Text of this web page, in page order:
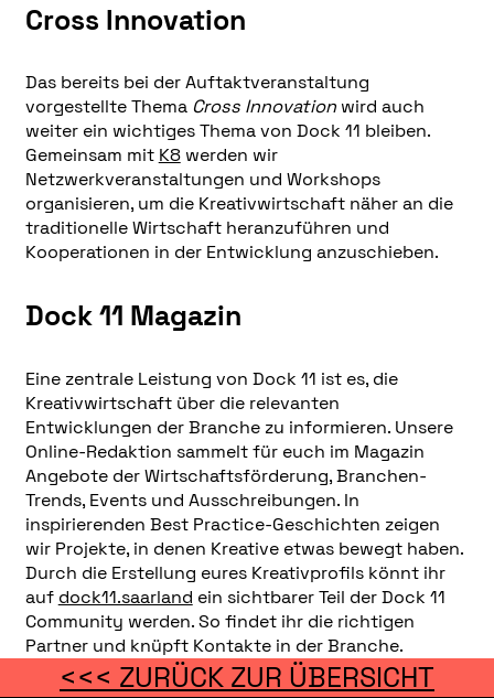
Cross Innovation
Das bereits bei der Auftaktveranstaltung
vorgestellte Thema Cross Innovationwird auch
weiter ein wichtiges Thema von Dock 11 bleiben.
Gemeinsam mit K8werden wir
Netzwerkveranstaltungen und Workshops
organisieren, um die Kreativwirtschaft näher an die
traditionelle Wirtschaft heranzuführen und
Kooperationen in der Entwicklung anzuschieben.
Dock 11 Magazin
Eine zentrale Leistung von Dock 11 ist es, die
Kreativwirtschaft über die relevanten
Entwicklungen der Branche zu informieren. Unsere
Online-Redaktion sammelt für euch im Magazin
Angebote der Wirtschaftsförderung, Branchen-
Trends, Events und Ausschreibungen. In
inspirierenden Best Practice-Geschichten zeigen
wir Projekte, in denen Kreative etwas bewegt haben.
Durch die Erstellung eures Kreativprofils könnt ihr
auf dock11.saarland ein sichtbarer Teil der Dock 11
Community werden. So findet ihr die richtigen
Partner und knüpft Kontakte in der Branche.
<<< ZURÜCK ZUR ÜBERSICHT